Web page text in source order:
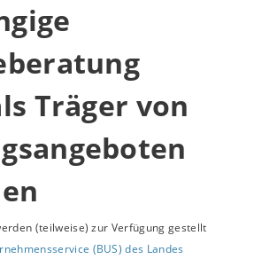
Träger von
(teilweise) zur Verfügung gestellt
(BUS) des Landes